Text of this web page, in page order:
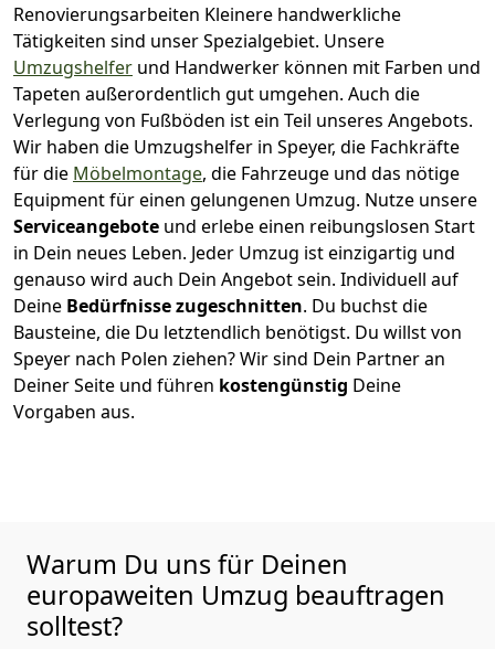
Renovierungsarbeiten Kleinere handwerkliche
Tätigkeiten sind unser Spezialgebiet. Unsere
Umzugshelfer und Handwerker können mit Farben und
Tapeten außerordentlich gut umgehen. Auch die
Verlegung von Fußböden ist ein Teil unseres Angebots.
Wir haben die Umzugshelfer in Speyer, die Fachkräfte
für die Möbelmontage, die Fahrzeuge und das nötige
Equipment für einen gelungenen Umzug. Nutze unsere
Serviceangebote und erlebe einen reibungslosen Start
in Dein neues Leben. Jeder Umzug ist einzigartig und
genauso wird auch Dein Angebot sein. Individuell auf
Deine Bedürfnisse zugeschnitten. Du buchst die
Bausteine, die Du letztendlich benötigst. Du willst von
Speyer nach Polen ziehen? Wir sind Dein Partner an
Deiner Seite und führen kostengünstig Deine
Vorgaben aus.
Warum Du uns für Deinen
europaweiten Umzug beauftragen
solltest?